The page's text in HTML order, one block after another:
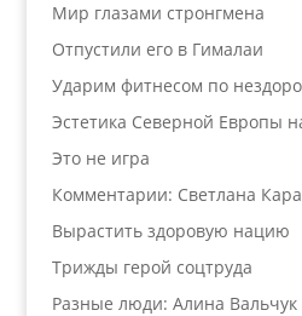
Мир глазами стронгмена
Отпустили его в Гималаи
Ударим фитнесом по
Эстетика Северной Европы
Это не игра
Комментарии: Светлана
Вырастить здоровую нацию
Трижды герой соцтруда
Разные люди: Алина